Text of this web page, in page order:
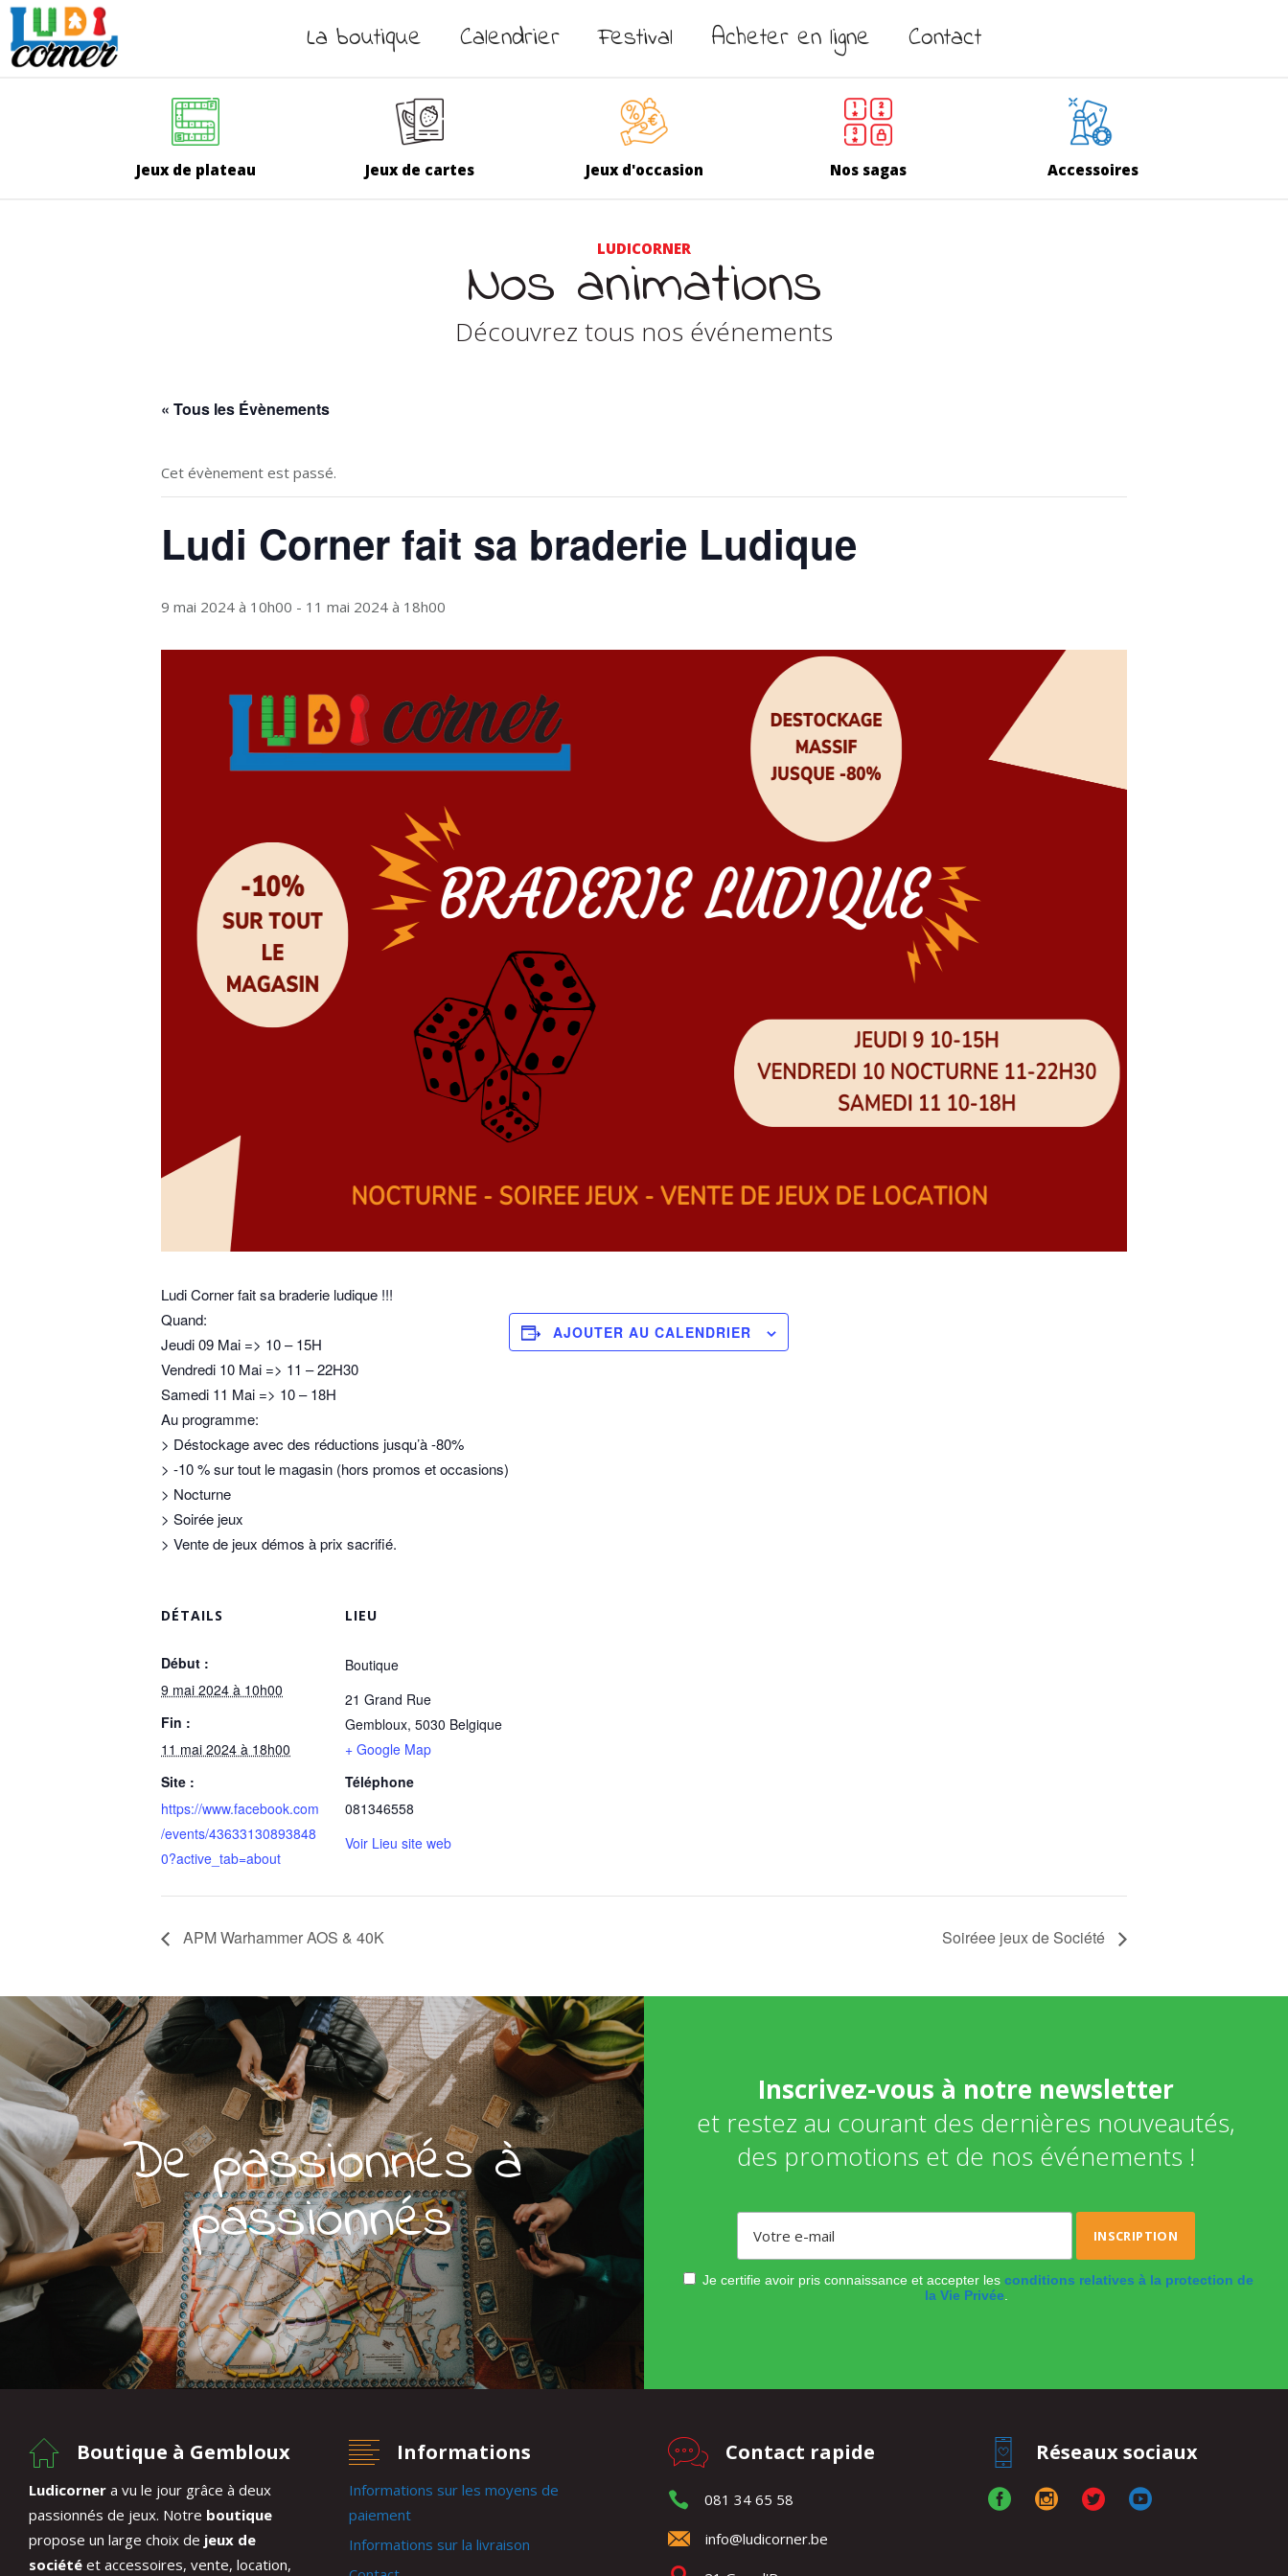
La boutique Calendrier Festival Acheter en ligne Contact
Jeux de plateau Jeux de cartes Jeux d'occasion Nos sagas Accessoires
LUDICORNER
Nos animations
Découvrez tous nos événements
« Tous les Évènements
Cet évènement est passé.
Ludi Corner fait sa braderie Ludique
9 mai 2024 à 10h00 - 11 mai 2024 à 18h00
Ludi Corner fait sa braderie ludique !!!
Quand:
Jeudi 09 Mai => 10 – 15H
Vendredi 10 Mai => 11 – 22H30
Samedi 11 Mai => 10 – 18H
Au programme:
> Déstockage avec des réductions jusqu’à -80%
> -10 % sur tout le magasin (hors promos et occasions)
> Nocturne
> Soirée jeux
> Vente de jeux démos à prix sacrifié.
AJOUTER AU CALENDRIER
DÉTAILS
Début :
9 mai 2024 à 10h00
Fin :
11 mai 2024 à 18h00
Site :
https://www.facebook.com
/events/43633130893848
0?active_tab=about
LIEU
Boutique
21 Grand Rue
Gembloux, 5030 Belgique
+ Google Map
Téléphone
081346558
Voir Lieu site web
APM Warhammer AOS & 40K Soiréee jeux de Société
De passionnés à
passionnés
Inscrivez-vous à notre newsletter
et restez au courant des dernières nouveautés,
des promotions et de nos événements !
Je certifie avoir pris connaissance et accepter les conditions relatives à la protection de
la Vie Privée.
Boutique à Gembloux
Ludicorner a vu le jour grâce à deux
passionnés de jeux. Notre boutique
propose un large choix de jeux de
société et accessoires, vente, location,
Informations
Informations sur les moyens de
paiement
Informations sur la livraison
Contact rapide
081 34 65 58
info@ludicorner.be
Réseaux sociaux